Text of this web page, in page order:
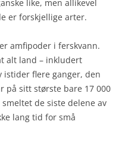
like, men allikevel
er forskjellige arter.
amfipoder i ferskvann.
alt land – inkludert
istider flere ganger, den
på sitt største bare 17 000
de siste delene av
lang tid for små